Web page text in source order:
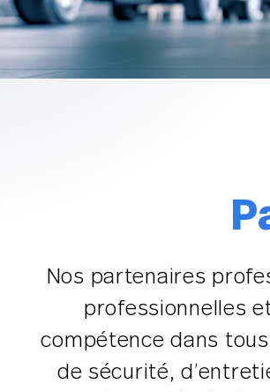
Nos partenaires
professionnelles
compétence dans
de sécurité,